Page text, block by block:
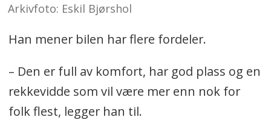
Arkivfoto: Eskil Bjørshol
Han mener bilen har flere fordeler.
– Den er full av komfort, har god plass og en
rekkevidde som vil være mer enn nok for
folk flest, legger han til.